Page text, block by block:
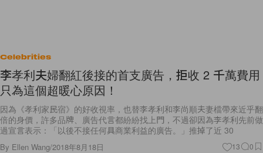
Celebrities
李孝利夫婦翻紅後接的首支廣告，拒收 2 千萬費用
只為這個超暖心原因！
因為《孝利家民宿》的好收視率，也替李孝利和李尚順夫妻檔帶來近乎翻
倍的身價，許多品牌、廣告代言都紛紛找上門，不過卻因為李孝利先前做
過宣言表示：「以後不接任何具商業利益的廣告。」推掉了近 30
By Ellen Wang/2018年8月18日 13 0